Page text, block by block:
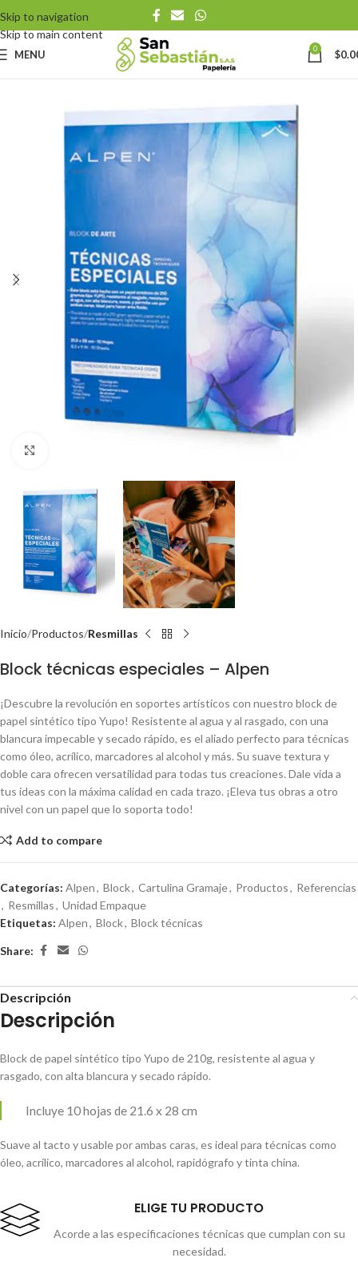
Skip to navigation
Skip to main content
MENU 0 $
Inicio Productos Resmillas
Block técnicas especiales – Alpen
¡Descubre la revolución en soportes artísticos con nuestro block de
papel sintético tipo Yupo! Resistente al agua y al rasgado, con una
blancura impecable y secado rápido, es el aliado perfecto para técnicas
como óleo, acrílico, marcadores al alcohol y más. Su suave textura y
doble cara ofrecen versatilidad para todas tus creaciones. Dale vida a
tus ideas con la máxima calidad en cada trazo. ¡Eleva tus obras a otro
nivel con un papel que lo soporta todo!
Add to compare
Categorías: Alpen, Block, Cartulina Gramaje, Productos, Referencias
, Resmillas, Unidad Empaque
Etiquetas: Alpen, Block, Block técnicas
Share:
Descripción
Descripción
Block de papel sintético tipo Yupo de 210g, resistente al agua y
rasgado, con alta blancura y secado rápido.
Incluye 10 hojas de 21.6 x 28 cm
Suave al tacto y usable por ambas caras, es ideal para técnicas como
óleo, acrílico, marcadores al alcohol, rapidógrafo y tinta china.
ELIGE TU PRODUCTO
Acorde a las especificaciones técnicas que cumplan con su
necesidad.